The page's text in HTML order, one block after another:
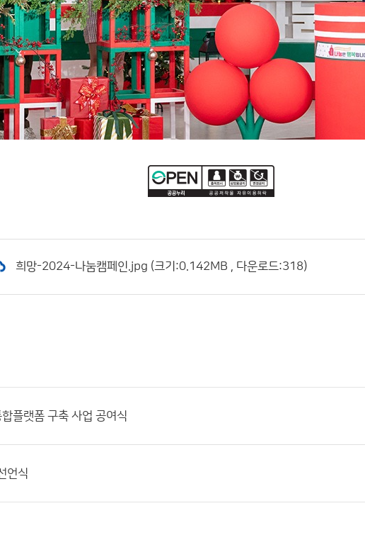
희망-2024-나눔캠페인.jpg (크기:0.142MB , 다운로드:318)
플랫폼 구축 사업 공여식
언식